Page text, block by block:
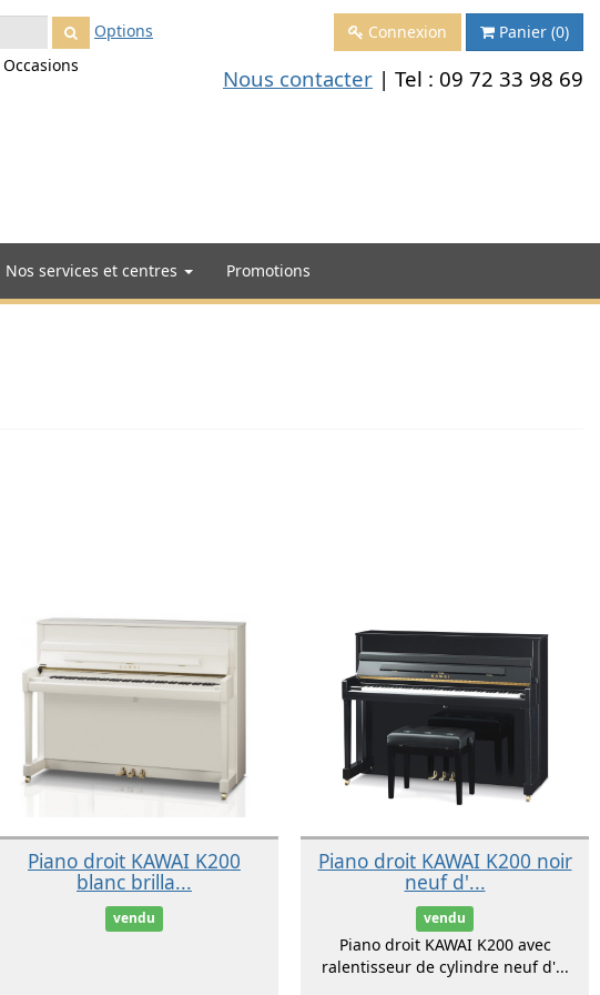
Options
Occasions
Connexion Panier (0)
Nous contacter | Tel : 09 72 33 98 69
Nos services et centres Promotions
Piano droit KAWAI K200
blanc brilla...
vendu
Piano droit KAWAI K200 noir
neuf d'...
vendu
Piano droit KAWAI K200 avec
ralentisseur de cylindre neuf d'...